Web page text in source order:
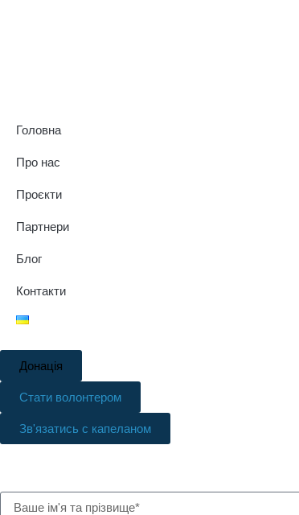
Головна
Про нас
Проєкти
Партнери
Блог
Контакти
Донація
Стати волонтером
Зв'язатись с капеланом